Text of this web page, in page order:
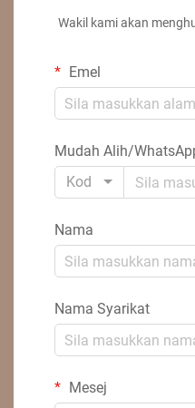
Wakil kami akan
Emel
Mudah Alih/
Kod
Nama
Nama Syarikat
Mesej